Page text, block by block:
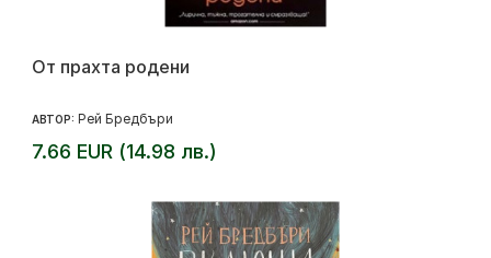
От прахта родени
АВТОР: Рей Бредбъри
7.66 EUR (14.98 лв.)